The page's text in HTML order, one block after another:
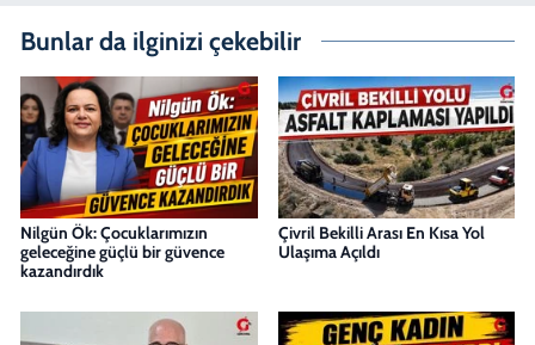
Bunlar da ilginizi çekebilir
Nilgün Ök: Çocuklarımızın
geleceğine güçlü bir güvence
kazandırdık
Çivril Bekilli Arası En Kısa Yol
Ulaşıma Açıldı